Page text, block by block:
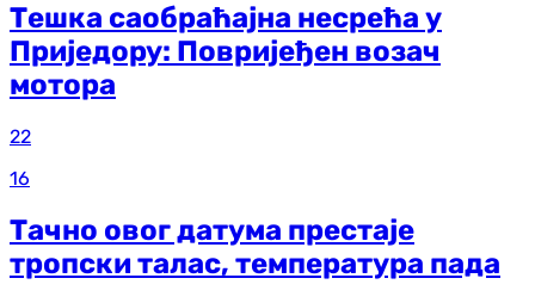
Тешка саобраћајна несрећа у
Приједору: Повријеђен возач
мотора
22
16
Тачно овог датума престаје
тропски талас, температура пада